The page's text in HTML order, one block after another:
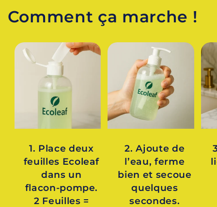
Comment ça marche !
1. Place deux
feuilles Ecoleaf
dans un
flacon‑pompe.
2 Feuilles =
2. Ajoute de
l’eau, ferme
bien et secoue
quelques
secondes.